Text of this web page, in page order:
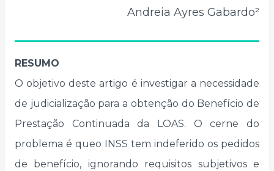
Andreia Ayres Gabardo²
RESUMO
O objetivo deste artigo é investigar a necessidade
de judicialização para a obtenção do Benefício de
Prestação Continuada da LOAS. O cerne do
problema é queo INSS tem indeferido os pedidos
de benefício, ignorando requisitos subjetivos e